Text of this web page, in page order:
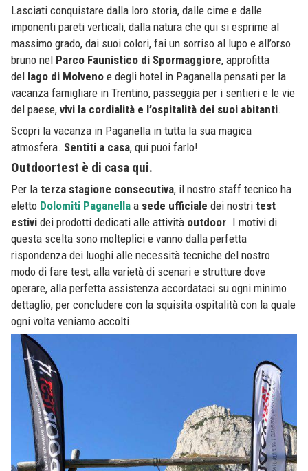
Lasciati conquistare dalla loro storia, dalle cime e dalle
imponenti pareti verticali, dalla natura che qui si esprime al
massimo grado, dai suoi colori, fai un sorriso al lupo e all’orso
bruno nel Parco Faunistico di Spormaggiore, approfitta
del lago di Molveno e degli hotel in Paganella pensati per la
vacanza famigliare in Trentino, passeggia per i sentieri e le vie
del paese, vivi la cordialità e l’ospitalità dei suoi abitanti.
Scopri la vacanza in Paganella in tutta la sua magica
atmosfera. Sentiti a casa, qui puoi farlo!
Outdoortest è di casa qui.
Per la terza stagione consecutiva, il nostro staff tecnico ha
eletto Dolomiti Paganella a sede ufficiale dei nostri test
estivi dei prodotti dedicati alle attività outdoor. I motivi di
questa scelta sono molteplici e vanno dalla perfetta
rispondenza dei luoghi alle necessità tecniche del nostro
modo di fare test, alla varietà di scenari e strutture dove
operare, alla perfetta assistenza accordataci su ogni minimo
dettaglio, per concludere con la squisita ospitalità con la quale
ogni volta veniamo accolti.